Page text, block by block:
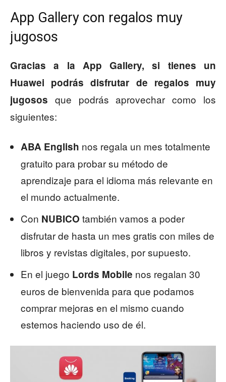
App Gallery con regalos muy
jugosos
Gracias a la App Gallery, si tienes un
Huawei podrás disfrutar de regalos muy
jugosos que podrás aprovechar como los
siguientes:
ABA English nos regala un mes totalmente
gratuito para probar su método de
aprendizaje para el idioma más relevante en
el mundo actualmente.
Con NUBICO también vamos a poder
disfrutar de hasta un mes gratis con miles de
libros y revistas digitales, por supuesto.
En el juego Lords Mobile nos regalan 30
euros de bienvenida para que podamos
comprar mejoras en el mismo cuando
estemos haciendo uso de él.